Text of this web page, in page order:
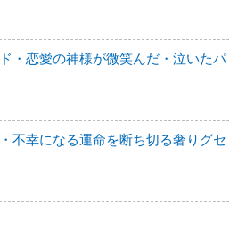
・恋愛の神様が微笑んだ・泣いたパ
不幸になる運命を断ち切る奢りグセ